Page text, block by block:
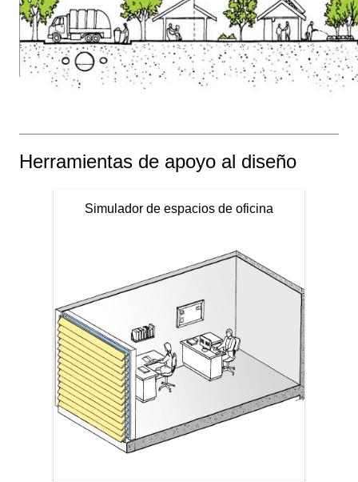
Herramientas de apoyo al diseño
Simulador de espacios de oficina